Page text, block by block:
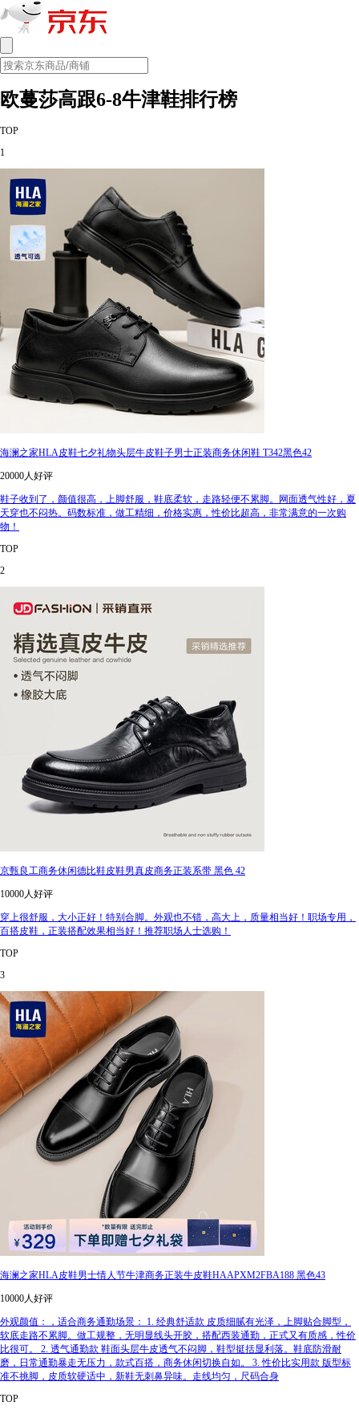
欧蔓莎高跟6-8牛津鞋排行榜
TOP
1
海澜之家HLA皮鞋七夕礼物头层牛皮鞋子男士正装商务休闲鞋 T342黑色42
20000人好评
鞋子收到了，颜值很高，上脚舒服，鞋底柔软，走路轻便不累脚。网面透气性好，夏
天穿也不闷热。码数标准，做工精细，价格实惠，性价比超高，非常满意的一次购
物！
TOP
2
京甄良工商务休闲德比鞋皮鞋男真皮商务正装系带 黑色 42
10000人好评
穿上很舒服，大小正好！特别合脚。外观也不错，高大上，质量相当好！职场专用，
百搭皮鞋，正装搭配效果相当好！推荐职场人士选购！
TOP
3
海澜之家HLA皮鞋男士情人节牛津商务正装牛皮鞋HAAPXM2FBA188 黑色43
10000人好评
外观颜值：，适合商务通勤场景： 1. 经典舒适款 皮质细腻有光泽，上脚贴合脚型，
软底走路不累脚。做工规整，无明显线头开胶，搭配西装通勤，正式又有质感，性价
比很可。 2. 透气通勤款 鞋面头层牛皮透气不闷脚，鞋型挺括显利落。鞋底防滑耐
磨，日常通勤暴走无压力，款式百搭，商务休闲切换自如。 3. 性价比实用款 版型标
准不挑脚，皮质软硬适中，新鞋无刺鼻异味。走线均匀，尺码合身
TOP